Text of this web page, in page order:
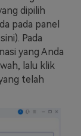
dipilih
pada panel
Pada
yang Anda
lalu klik
telah